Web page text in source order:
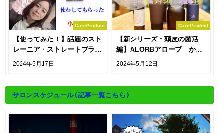
CareProduct
【使ってみた！】話題のスト
レーニア・ストレートブラシ
を貸してもらいました
2024年5月17日
CareProduct
【新シリーズ・頭皮の菌活
編】ALORBアローブ かゆ
み対策の乳酸菌・シャンプ
2024年5月12日
サロンスケジュール(記事一覧こちら)